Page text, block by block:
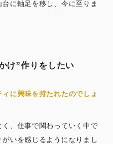
に軸足を移し、今に至りま
け”作りをしたい
に興味を持たれたのでしょ
、仕事で関わっていく中で
いを感じるようになりまし